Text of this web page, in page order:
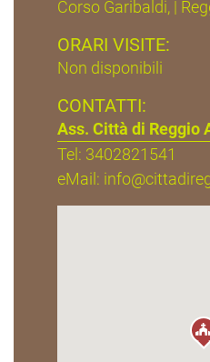
Corso Garibaldi, |
ORARI VISITE:
Non disponibili
CONTATTI:
Ass. Città di Reggio
Tel: 3402821541
eMail: